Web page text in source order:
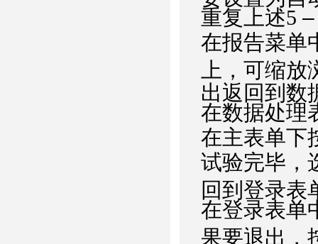
重复上述5 –
在报告菜单
上，可缩
出返回到数
在数据处理
在主表单下
试验完毕，
回到登录表
在登录表单
果要退出，